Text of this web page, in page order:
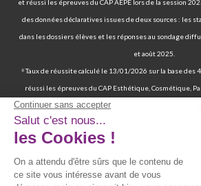
et réussi les épreuves du CAP AEPE lors de la session
des données déclaratives issues de deux sources : les
dans les dossiers élèves et les réponses au sondage
et août 2025.
⁸ Taux de réussite calculé le 13/01/2026 sur la base des
réussi les épreuves du CAP Esthétique, Cosmétique,
2025. Ces résultats reposent sur des données
statuts « ADMIS » enregistrés dans les dossiers élèves
diffusé par emailing entre juillet et
⁹ 70 % de nos élèves ont d’ailleurs réussi les
professionnelle d’auxiliaire de vie. | 97 % de nos élèves